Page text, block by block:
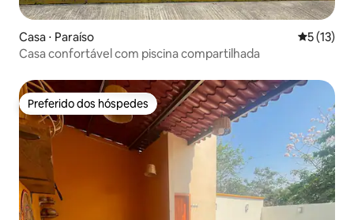
Casa ⋅ Paraíso 5 de uma
5 (13)
Casa confortável com piscina compartilhada
Preferido dos hóspedes
Preferido dos hóspedes